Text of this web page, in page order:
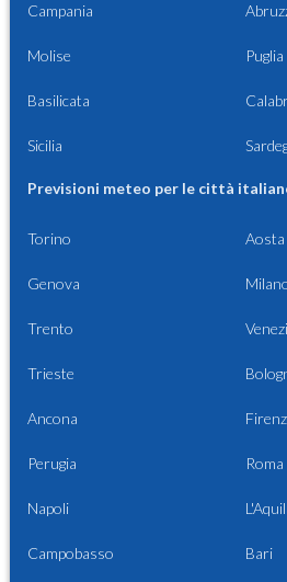
Campania
Molise Puglia
Basilicata
Sicilia
Previsioni meteo per le città
Torino Aosta
Genova
Trento
Trieste
Ancona
Perugia Roma
Napoli
Campobasso Bari